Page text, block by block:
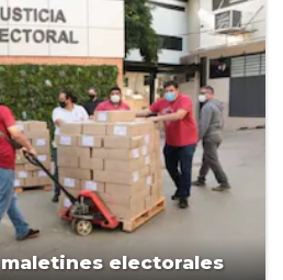
electorales